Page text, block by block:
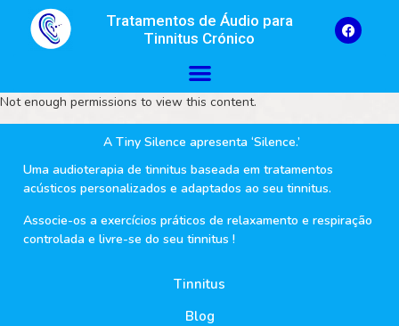
Tratamentos de Áudio para
Tinnitus Crónico
Not enough permissions to view this content.
A Tiny Silence apresenta ‘Silence.’
Uma audioterapia de tinnitus baseada em tratamentos
acústicos personalizados e adaptados ao seu tinnitus.
Associe-os a exercícios práticos de relaxamento e respiração
controlada e livre-se do seu tinnitus !
Tinnitus
Blog